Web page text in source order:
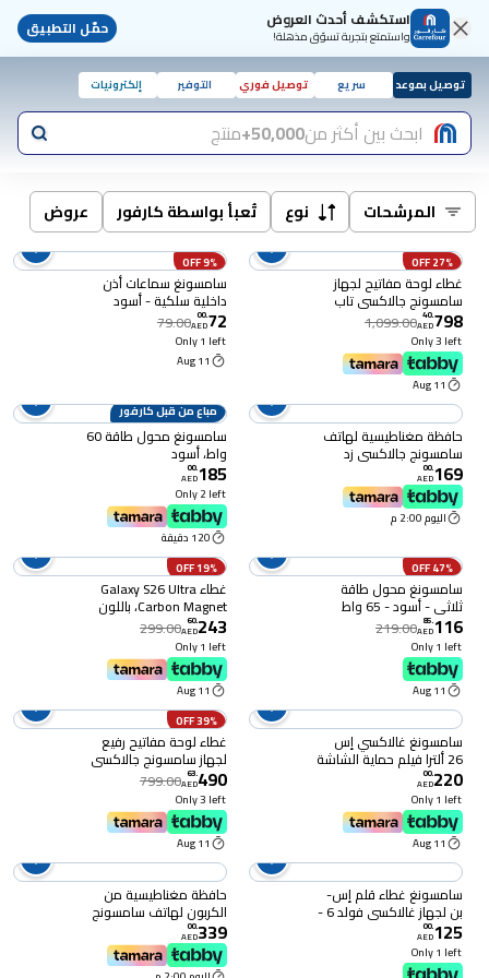
استكشف أحدث العروض
واستمتع بتجربة تسوّق مذهلة! حمّل التطبيق
توصيل بموعد سريع توصيل فوري التوفير إلكترونيات
ابحث بين أكثر من50,000+ منتج
المرشحات نوع تُعبأ بواسطة كارفور عروض
27% OFF
غطاء لوحة مفاتيح لجهاز
سامسونج جالاكسي تاب
إس 11 ألترا (لوحة مفاتيح
إنجليزية)، أسود
798
.
40
AED
1,099.00
Only 3 left
11 Aug
9% OFF
سامسونغ سماعات أذن
داخلية سلكية - أسود
72
.
00
AED
79.00
Only 1 left
11 Aug
حافظة مغناطيسية لهاتف
سامسونج جالاكسي زد
فولد 8 - شفاف
169
.
00
AED
اليوم 2:00 م
مباع من قبل كارفور
سامسونغ محول طاقة 60
واط، أسود
185
.
00
AED
Only 2 left
120 دقيقة
47% OFF
سامسونغ محول طاقة
ثلاثي - أسود - 65 واط
116
.
85
AED
219.00
Only 1 left
11 Aug
19% OFF
غطاء Galaxy S26 Ultra
Carbon Magnet، باللون
الأسود
243
.
60
AED
299.00
Only 1 left
11 Aug
سامسونغ غالاكسي إس
26 ألترا فيلم حماية الشاشة
المضاد للانعكاس
220
.
00
AED
Only 1 left
11 Aug
39% OFF
غطاء لوحة مفاتيح رفيع
لجهاز سامسونج جالاكسي
تاب إس 11، أسود
490
.
63
AED
799.00
Only 3 left
11 Aug
سامسونغ غطاء قلم إس-
بن لجهاز غالاكسي فولد 6 -
أزرق داكن
125
.
00
AED
Only 1 left
حافظة مغناطيسية من
الكربون لهاتف سامسونج
جالاكسي زد فولد 8 - أسود
339
.
00
AED